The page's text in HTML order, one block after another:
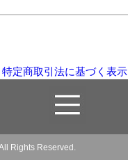
特定商取引法に基づく表示
Rights Reserved.